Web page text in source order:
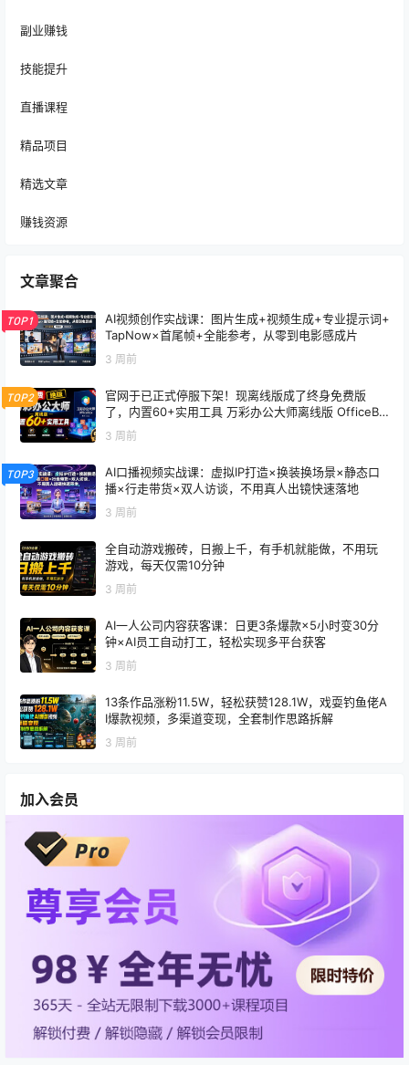
副业赚钱
技能提升
直播课程
精品项目
精选文章
赚钱资源
文章聚合
TOP1
AI视频创作实战课：图片生成+视频生成+专业提示词+
TapNow×首尾帧+全能参考，从零到电影感成片
3 周前
TOP2
官网于已正式停服下架！现离线版成了终身免费版
了，内置60+实用工具 万彩办公大师离线版 OfficeBo
3 周前
TOP3
AI口播视频实战课：虚拟IP打造×换装换场景×静态口
播×行走带货×双人访谈，不用真人出镜快速落地
3 周前
全自动游戏搬砖，日搬上千，有手机就能做，不用玩
游戏，每天仅需10分钟
3 周前
AI一人公司内容获客课：日更3条爆款×5小时变30分
钟×AI员工自动打工，轻松实现多平台获客
3 周前
13条作品涨粉11.5W，轻松获赞128.1W，戏耍钓鱼佬A
I爆款视频，多渠道变现，全套制作思路拆解
3 周前
加入会员